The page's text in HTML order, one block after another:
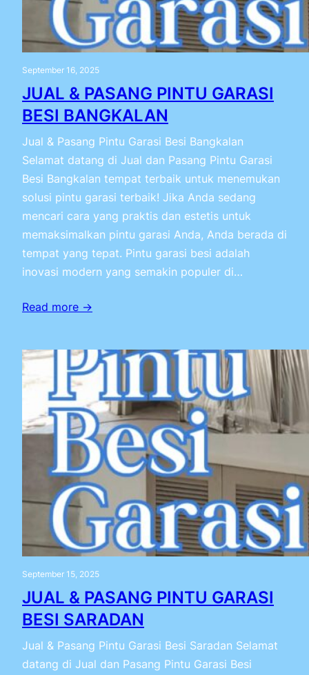
September 16, 2025
JUAL & PASANG PINTU GARASI
BESI BANGKALAN
Jual & Pasang Pintu Garasi Besi Bangkalan
Selamat datang di Jual dan Pasang Pintu Garasi
Besi Bangkalan tempat terbaik untuk menemukan
solusi pintu garasi terbaik! Jika Anda sedang
mencari cara yang praktis dan estetis untuk
memaksimalkan pintu garasi Anda, Anda berada di
tempat yang tepat. Pintu garasi besi adalah
inovasi modern yang semakin populer di…
Read more →
September 15, 2025
JUAL & PASANG PINTU GARASI
BESI SARADAN
Jual & Pasang Pintu Garasi Besi Saradan Selamat
datang di Jual dan Pasang Pintu Garasi Besi